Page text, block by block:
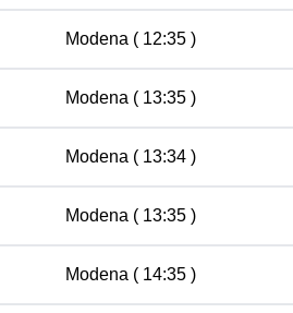
Modena ( 12:35 )
Modena ( 13:35 )
Modena ( 13:34 )
Modena ( 13:35 )
Modena ( 14:35 )